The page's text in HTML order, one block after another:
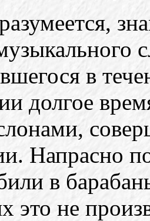
в
долгое
Напрасно
в
это не